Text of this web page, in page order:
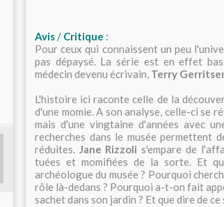
Avis/ Critique :
Pour ceux qui connaissent un peu
pas dépaysé. La série est en effet
médecin devenu écrivain, Terry
L'histoire ici raconte celle de la
d'une momie. A son analyse, celle-ci se
mais d'une vingtaine d'années avec
recherches dans le musée permettent
réduites. Jane Rizzoli s'empare de
tuées et momifiées de la sorte. Et
archéologue du musée ? Pourquoi
rôle là-dedans ? Pourquoi a-t-on fait
sachet dans son jardin ? Et que dire de